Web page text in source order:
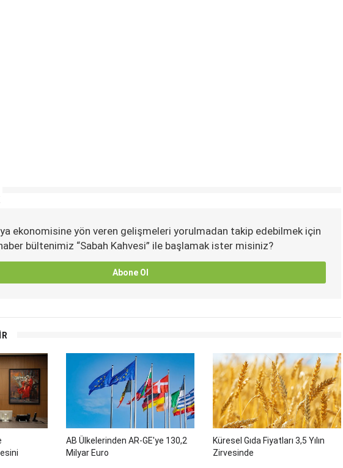
ekonomisine yön veren gelişmeleri yorulmadan takip edebilmek için
bültenimiz “Sabah Kahvesi” ile başlamak ister misiniz?
Abone Ol
AB Ülkelerinden AR-GE'ye 130,2
Milyar Euro
Küresel Gıda Fiyatları 3,5 Yılın
Zirvesinde